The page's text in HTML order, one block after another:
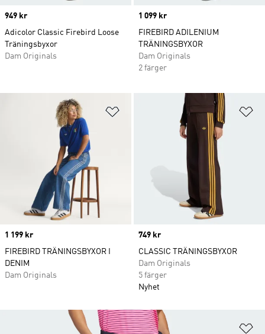
Price
949 kr
Adicolor Classic Firebird Loose
Träningsbyxor
Dam Originals
Price
1 099 kr
FIREBIRD ADILENIUM
TRÄNINGSBYXOR
Dam Originals
2 färger
Lägg till på önskelistan
Price
1 199 kr
FIREBIRD TRÄNINGSBYXOR I
DENIM
Dam Originals
Price
749 kr
CLASSIC TRÄNINGSBYXOR
Dam Originals
5 färger
Nyhet